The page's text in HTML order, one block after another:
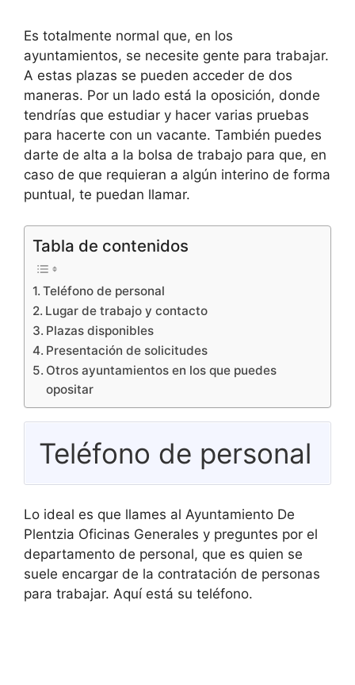
Es totalmente normal que, en los
ayuntamientos, se necesite gente para trabajar.
A estas plazas se pueden acceder de dos
maneras. Por un lado está la oposición, donde
tendrías que estudiar y hacer varias pruebas
para hacerte con un vacante. También puedes
darte de alta a la bolsa de trabajo para que, en
caso de que requieran a algún interino de forma
puntual, te puedan llamar.
Tabla de contenidos
Teléfono de personal
Lugar de trabajo y contacto
Plazas disponibles
Presentación de solicitudes
Otros ayuntamientos en los que puedes
opositar
Teléfono de personal
Lo ideal es que llames al Ayuntamiento De
Plentzia Oficinas Generales y preguntes por el
departamento de personal, que es quien se
suele encargar de la contratación de personas
para trabajar. Aquí está su teléfono.